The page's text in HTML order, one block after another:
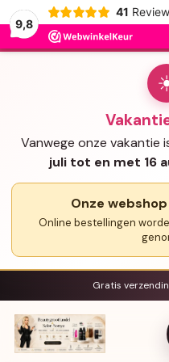
9,8
41
Vanwege onze vakantie
juli tot en met 16
Onze
Online bestellingen
Gratis